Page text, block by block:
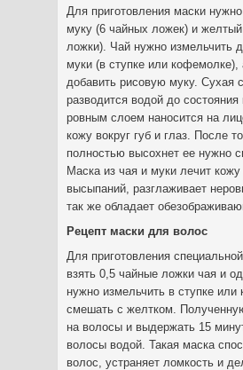
Для приготовления маски
муку (6 чайных ложек) и
ложки). Чай нужно измельчить
муки (в ступке или кофемолке),
добавить рисовую муку. Сухая
разводится водой до
ровным слоем наносится на
кожу вокруг губ и глаз. После
полностью высохнет ее нужно
Маска из чая и муки лечит кожу
высыпаний, разглаживает
так же обладает
Рецепт маски для волос
Для приготовления
взять 0,5 чайные ложки чая и
нужно измельчить в ступке
смешать с желтком.
на волосы и выдержать 15
волосы водой. Такая маска
волос, устраняет ломкость и